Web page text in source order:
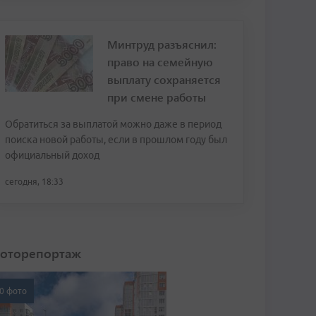
Минтруд разъяснил:
право на семейную
выплату сохраняется
при смене работы
Обратиться за выплатой можно даже в период
поиска новой работы, если в прошлом году был
официальный доход
сегодня, 18:33
фото